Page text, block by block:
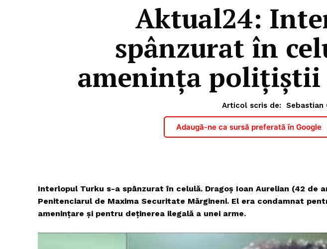
Aktual24:
spânzurat în
amenința polițiștii
Articol scris de: Sebastian
Adaugă-ne ca sursă preferată în Google
Interlopul Turku s-a spânzurat în celulă. Dragoș Ioan Aurelian (42 de
Penitenciarul de Maxima Securitate Mărgineni. El era condamnat
amenințare și pentru deținerea ilegală a unei arme.